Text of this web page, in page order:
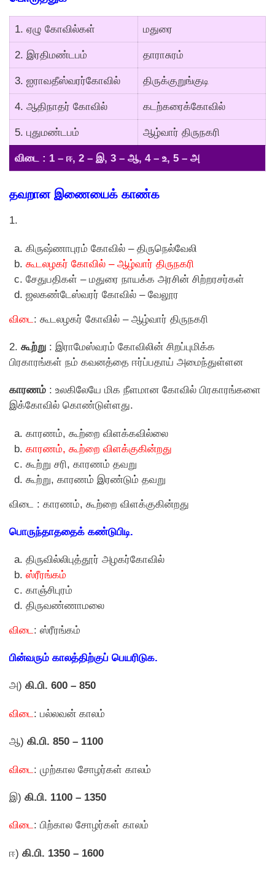
1. ஏழு கோவில்கள் மதுரை
2. இரதிமண்டபம் தாராசுரம்
3. ஐராவதீஸ்வரர்கோவில் திருக்குறுங்குடி
4. ஆதிநாதர் கோவில் கடற்கரைக்கோவில்
5. புதுமண்டபம் ஆழ்வார் திருநகரி
விடை : 1 – ஈ, 2 – இ, 3 – ஆ, 4 – உ, 5 – அ
தவறான இணையைக் காண்க
1.
கிருஷ்ணாபுரம் கோவில் – திருநெல்வேலி
கூடலழகர் கோவில் – ஆழ்வார் திருநகரி
சேதுபதிகள் – மதுரை நாயக்க அரசின் சிற்றரசர்கள்
ஜலகண்டேஸ்வரர் கோவில் – வேலூர
விடை : கூடலழகர் கோவில் – ஆழ்வார் திருநகரி
2. கூற்று : இராமேஸ்வரம் கோவிலின் சிறப்புமிக்க
பிரகாரங்கள் நம் கவனத்தை ஈர்ப்பதாய் அமைந்துள்ளன
காரணம் : உலகிலேயே மிக நீளமான கோவில் பிரகாரங்களை
இக்கோவில் கொண்டுள்ளது.
காரணம், கூற்றை விளக்கவில்லை
காரணம், கூற்றை விளக்குகின்றது
கூற்று சரி, காரணம் தவறு
கூற்று, காரணம் இரண்டும் தவறு
விடை : காரணம், கூற்றை விளக்குகின்றது
பொருந்தாததைக் கண்டுபிடி.
திருவில்லிபுத்தூர் அழகர்கோவில்
ஸ்ரீரங்கம்
காஞ்சிபுரம்
திருவண்ணாமலை
விடை: ஸ்ரீரங்கம்
பின்வரும் காலத்திற்குப் பெயரிடுக.
அ) கி.பி. 600 – 850
விடை: பல்லவன் காலம்
ஆ) கி.பி. 850 – 1100
விடை : முற்கால சோழர்கள் காலம்
இ) கி.பி. 1100 – 1350
விடை: பிற்கால சோழர்கள் காலம்
ஈ) கி.பி. 1350 – 1600